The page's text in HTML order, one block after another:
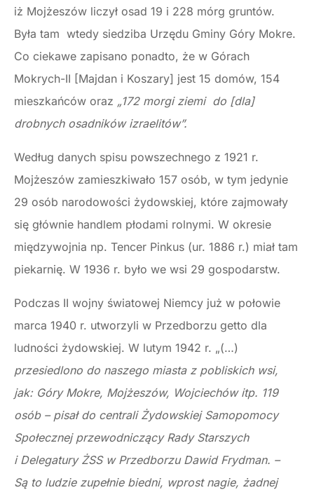
iż Mojżeszów liczył osad 19 i 228 mórg gruntów.
Była tam wtedy siedziba Urzędu Gminy Góry Mokre.
Co ciekawe zapisano ponadto, że w Górach
Mokrych-II [Majdan i Koszary] jest 15 domów, 154
mieszkańców oraz „172 morgi ziemi do [dla]
drobnych osadników izraelitów”.
Według danych spisu powszechnego z 1921 r.
Mojżeszów zamieszkiwało 157 osób, w tym jedynie
29 osób narodowości żydowskiej, które zajmowały
się głównie handlem płodami rolnymi. W okresie
międzywojnia np. Tencer Pinkus (ur. 1886 r.) miał tam
piekarnię. W 1936 r. było we wsi 29 gospodarstw.
Podczas II wojny światowej Niemcy już w połowie
marca 1940 r. utworzyli w Przedborzu getto dla
ludności żydowskiej. W lutym 1942 r. „(…)
przesiedlono do naszego miasta z pobliskich wsi,
jak: Góry Mokre, Mojżeszów, Wojciechów itp. 119
osób – pisał do centrali Żydowskiej Samopomocy
Społecznej przewodniczący Rady Starszych
i Delegatury ŻSS w Przedborzu Dawid Frydman. –
Są to ludzie zupełnie biedni, wprost nagie, żadnej